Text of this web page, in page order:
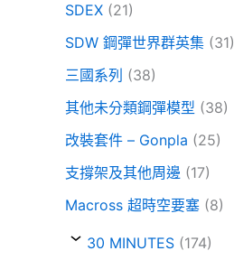
SDEX (21)
SDW 鋼彈世界群英集 (31)
三國系列 (38)
其他未分類鋼彈模型 (38)
改裝套件 – Gonpla (25)
支撐架及其他周邊 (17)
Macross 超時空要塞 (8)
30 MINUTES (174)